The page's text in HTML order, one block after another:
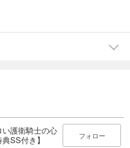
護衛騎士の心
SS付き】
フォロー